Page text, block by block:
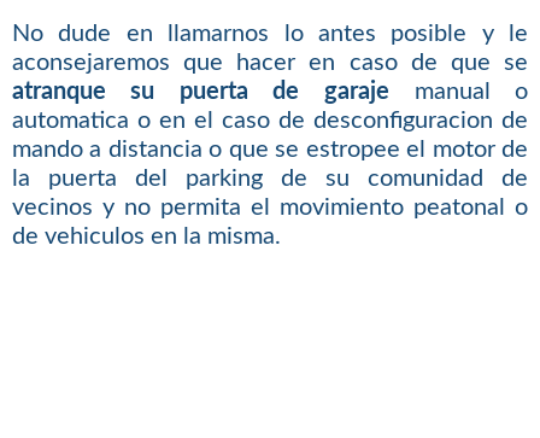
No dude en llamarnos lo antes posible y le
aconsejaremos que hacer en caso de que se
atranque su puerta de garaje manual o
automatica o en el caso de desconfiguracion de
mando a distancia o que se estropee el motor de
la puerta del parking de su comunidad de
vecinos y no permita el movimiento peatonal o
de vehiculos en la misma.